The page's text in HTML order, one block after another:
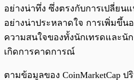
อย่างน่าทึ่ง ซึ่งตรงกับการเปลี่ยน
อย่างน่าประหลาดใจ การเพิ่มขึ้น
ความสนใจของทั้งนักเทรดและนั
เกิดการคาดการณ์
ตามข้อมูลของ CoinMarketCap